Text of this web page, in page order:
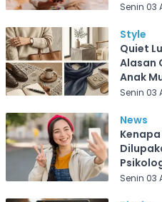
Senin 03
Style
Quiet
Alasan
Anak
Senin 03
News
Senin 03